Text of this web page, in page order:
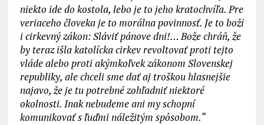
niekto ide do kostola, lebo je to jeho kratochvíľa. Pre
veriaceho človeka je to morálna povinnosť. Je to boží
i cirkevný zákon: Sláviť pánove dni!… Bože chráň, že
by teraz išla katolícka cirkev revoltovať proti tejto
vláde alebo proti akýmkoľvek zákonom Slovenskej
republiky, ale chceli sme dať aj troškou hlasnejšie
najavo, že je tu potrebné zohľadniť niektoré
okolnosti. Inak nebudeme ani my schopní
komunikovať s ľuďmi náležitým spôsobom.“